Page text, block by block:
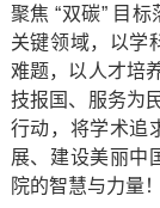
聚焦 “双碳” 目
关键领域，以学
难题，以人才培
技报国、服务为
行动，将学术追
展、建设美丽中
院的智慧与力量！